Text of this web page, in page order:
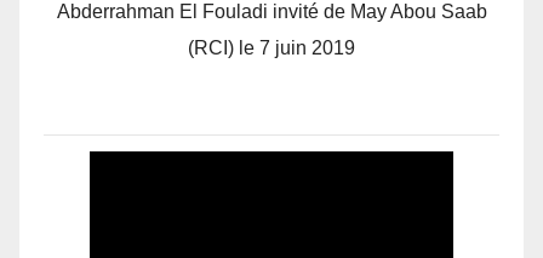
Abderrahman El Fouladi invité de May Abou Saab
(RCI) le 7 juin 2019